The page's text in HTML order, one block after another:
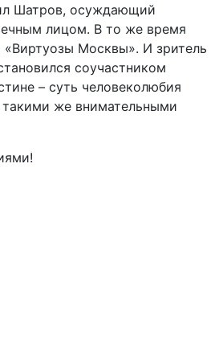
Шатров, осуждающий
лицом. В то же время
«Виртуозы Москвы». И зритель
соучастником
– суть человеколюбия
такими же внимательными